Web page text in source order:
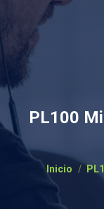
PL100
Estás aquí:
Inicio